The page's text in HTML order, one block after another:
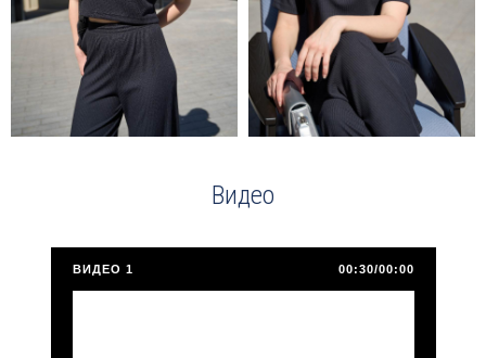
Видео
ВИДЕО 1 00:30/00:00